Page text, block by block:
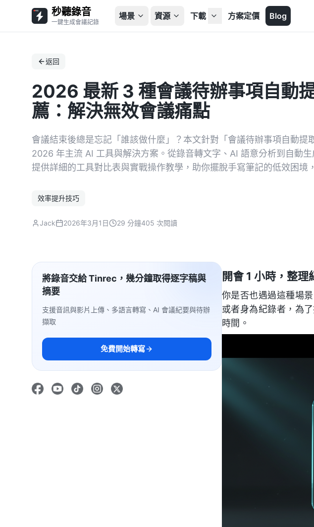
秒聽錄音
一鍵生成會議記錄
場景 資源 下載 方案定價 Blog
返回
2026 最新 3 種會議待辦事項自動
薦：解決無效會議痛點
會議結束後總是忘記「誰該做什麼」？本文針對「會議待辦事項自動提
2026 年主流 AI 工具與解決方案。從錄音轉文字、AI 語意分析到自動
提供詳細的工具對比表與實戰操作教學，助你擺脫手寫筆記的低效困境
效率提升技巧
Jack 2026年3月1日 29 分鐘405 次閱讀
將錄音交給 Tinrec，幾分鐘取得逐字稿與
摘要
支援音訊與影片上傳、多語言轉寫、AI 會議紀要與待辦
擷取
免費開始轉寫
開會 1 小時，整理
你是否也遇過這種場
或者身為紀錄者，為
時間。